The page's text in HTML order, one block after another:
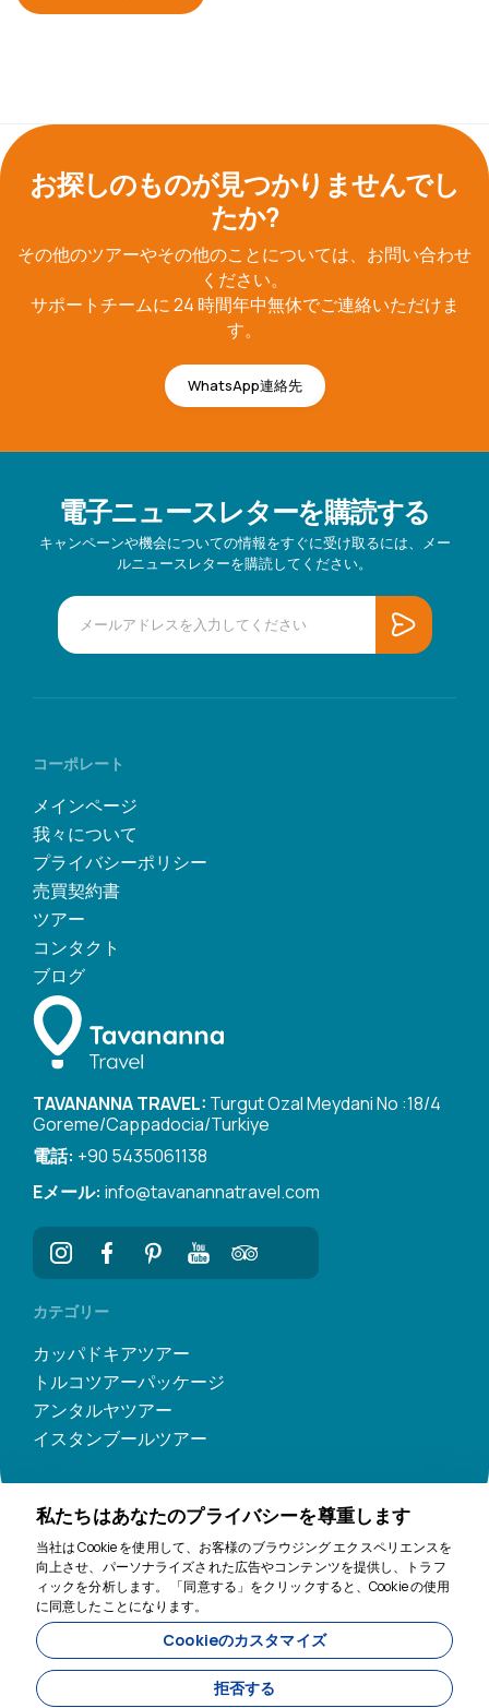
お探しのものが見つかりませんでし
たか?
その他のツアーやその他のことについては、お問い合わせ
ください。
サポートチームに 24 時間年中無休でご連絡いただけま
す。
WhatsApp連絡先
電子ニュースレターを購読する
キャンペーンや機会についての情報をすぐに受け取るには、メー
ルニュースレターを購読してください。
コーポレート
メインページ
我々について
プライバシーポリシー
売買契約書
ツアー
コンタクト
ブログ
TAVANANNA TRAVEL: Turgut Ozal Meydani No :18/4
Goreme/Cappadocia/Turkiye
電話: +90 5435061138
Eメール: info@tavanannatravel.com
カテゴリー
カッパドキアツアー
トルコツアーパッケージ
アンタルヤツアー
イスタンブールツアー
Tavananna Travel - 11200
私たちはあなたのプライバシーを尊重します
当社は Cookie を使用して、お客様のブラウジング エクスペリエンスを
向上させ、パーソナライズされた広告やコンテンツを提供し、トラフ
ィックを分析します。 「同意する」をクリックすると、Cookie の使用
に同意したことになります。
Cookieのカスタマイズ
拒否する
お手伝いします